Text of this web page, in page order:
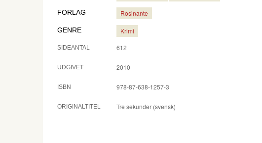
FORLAG Rosinante
GENRE Krimi
SIDEANTAL 612
UDGIVET 2010
ISBN 978-87-638-1257-3
ORIGINALTITEL Tre sekunder (svensk)